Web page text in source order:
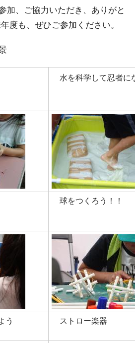
加、ご協力いただき、ありがと
度も、ぜひご参加ください。
水を科学して忍者に
球をつくろう！！
よう ストロー楽器